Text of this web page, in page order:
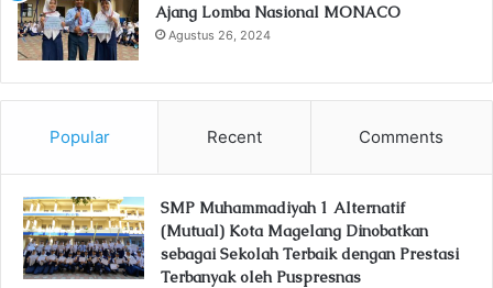
Ajang Lomba Nasional MONACO
Agustus 26, 2024
Popular Recent Comments
SMP Muhammadiyah 1 Alternatif
(Mutual) Kota Magelang Dinobatkan
sebagai Sekolah Terbaik dengan Prestasi
Terbanyak oleh Puspresnas